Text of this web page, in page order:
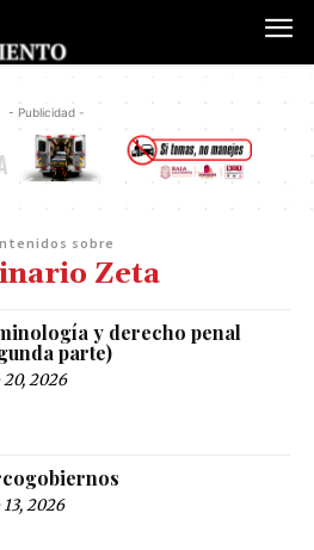
- Publicidad -
sobre
Zeta
y derecho penal
parte)
2026
2026